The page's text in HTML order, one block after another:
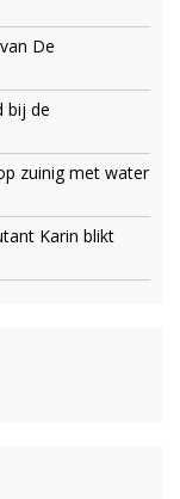
De
bij de
zuinig met water
Karin blikt